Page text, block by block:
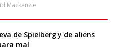
Mackenzie
de Spielberg y de aliens
mal